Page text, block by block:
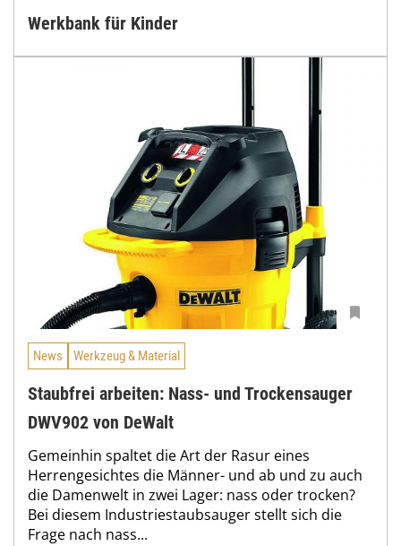
Werkbank für Kinder
News Werkzeug & Material
Staubfrei arbeiten: Nass- und Trockensauger
DWV902 von DeWalt
Gemeinhin spaltet die Art der Rasur eines
Herrengesichtes die Männer- und ab und zu auch
die Damenwelt in zwei Lager: nass oder trocken?
Bei diesem Industriestaubsauger stellt sich die
Frage nach nass...